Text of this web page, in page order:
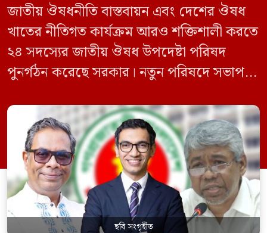
জাতীয় ঔষধনীতি বাস্তবায়ন এবং দেশের ঔষধ
খাতের নীতিগত কার্যক্রম আরও শক্তিশালী করতে
২৪ সদস্যের জাতীয় ঔষধ উপদেষ্টা পরিষদ
পুনর্গঠন করেছে সরকার। নতুন পরিষদে সভাপতি
কল্যাণমন্ত্রী এবং সদস্য সচিব থাকবেন স্বাস্থ্য ও
পরিবার কল্যাণ মন্ত্রণালয়ের সচিব। একই সঙ্গে
স্বাস্থ্য প্রতিমন্ত্রী, বাংলাদেশ বিনিয়োগ উন্নয়ন
কর্তৃপক্ষ (বিডা)-এর নির্বাহী চেয়ারম্যান এবং
জাতীয় […]
ছবি সংগৃহীত